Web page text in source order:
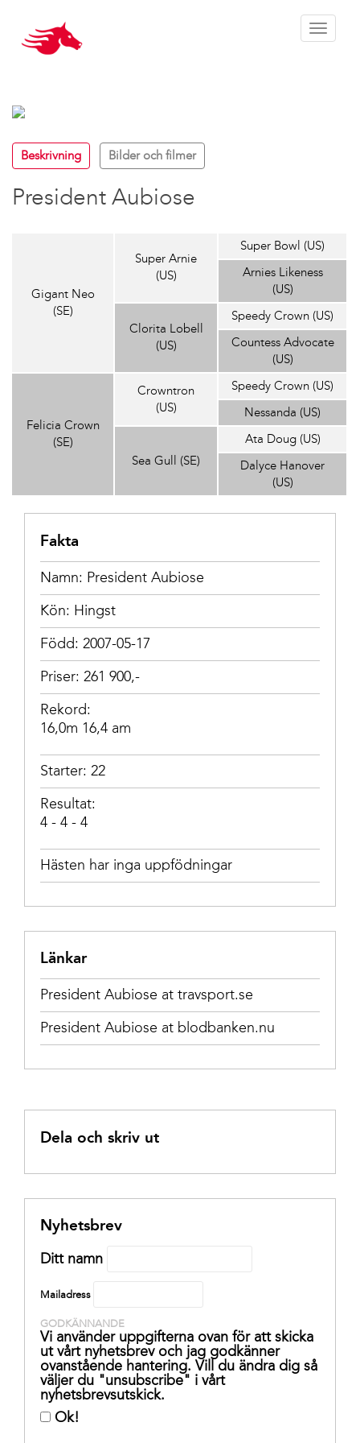
Toggle
Beskrivning Bilder och filmer
President Aubiose
Gigant Neo
(SE)
Super Arnie
(US)
Super Bowl (US)
Arnies Likeness
(US)
Clorita Lobell
(US)
Speedy Crown (US)
Countess Advocate
(US)
Felicia Crown
(SE)
Crowntron
(US)
Speedy Crown (US)
Nessanda (US)
Sea Gull (SE)
Ata Doug (US)
Dalyce Hanover
(US)
Fakta
Namn: President Aubiose
Kön: Hingst
Född: 2007-05-17
Priser: 261 900,-
Rekord:
16,0m 16,4 am
Starter: 22
Resultat:
4 - 4 - 4
Hästen har inga uppfödningar
Länkar
President Aubiose at travsport.se
President Aubiose at blodbanken.nu
Dela och skriv ut
Nyhetsbrev
Ditt namn
Mailadress
GODKÄNNANDE
Vi använder uppgifterna ovan för att skicka
ut vårt nyhetsbrev och jag godkänner
ovanstående hantering. Vill du ändra dig så
väljer du "unsubscribe" i vårt
nyhetsbrevsutskick.
Ok!